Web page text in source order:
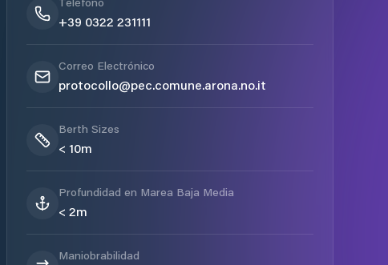
+39 0322 231111
Correo Electrónico
protocollo@pec.comune.arona.no.it
Berth Sizes
< 10m
Profundidad en Marea Baja Media
< 2m
Maniobrabilidad